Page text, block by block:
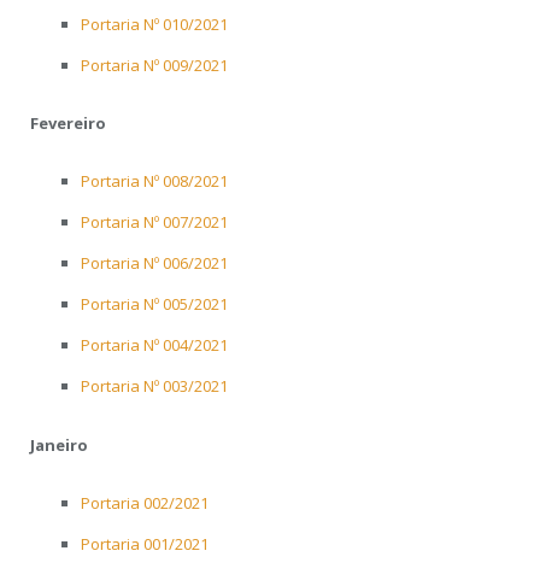
Portaria Nº 010/2021
Portaria Nº 009/2021
Fevereiro
Portaria Nº 008/2021
Portaria Nº 007/2021
Portaria Nº 006/2021
Portaria Nº 005/2021
Portaria Nº 004/2021
Portaria Nº 003/2021
Janeiro
Portaria 002/2021
Portaria 001/2021